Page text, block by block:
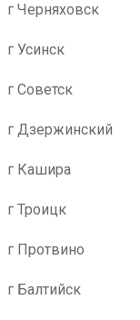
г Черняховск
г Усинск
г Советск
г Дзержинский
г Кашира
г Троицк
г Протвино
г Балтийск